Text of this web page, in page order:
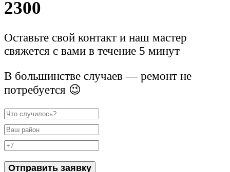
2300
Оставьте свой контакт и наш мастер
свяжется с вами в течение 5 минут
В большинстве случаев — ремонт не
потребуется 😉
Отправить заявку